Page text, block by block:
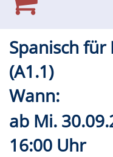
Spanisch
(A1.1)
Wann:
ab Mi.
16:00 Uhr